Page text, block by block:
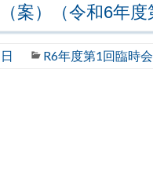
案）（令和6年度
R6年度第1回臨時会